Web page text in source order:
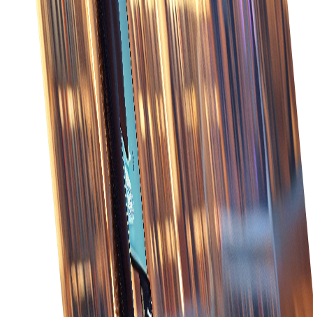
Βελτιωμένη ακρίβεια
Ελαχιστοποιήστε τα λάθη με την αυτοματοποιημένη
καταχώρηση και επεξεργασία παραγγελιών,
οδηγώντας σε μεγαλύτερη ακρίβεια στην εκτέλεση.
Ενισχυμένη ορατότητα
Αποκτήστε ολοκληρωμένη ορατότητα στην
κατάσταση των παραγγελιών, τα επίπεδα
αποθεμάτων και τις αλληλεπιδράσεις με τους
πελάτες για καλύτερη λήψη αποφάσεων.